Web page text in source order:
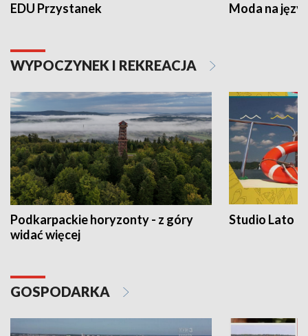
EDU Przystanek Moda na
WYPOCZYNEK I REKREACJA
Podkarpackie horyzonty - z góry
widać więcej
Studio Lato
GOSPODARKA